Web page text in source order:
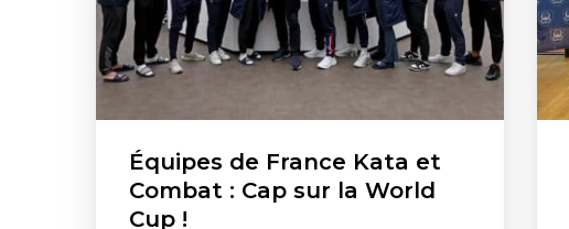
Équipes de France Kata et
Combat : Cap sur la World
Cup !